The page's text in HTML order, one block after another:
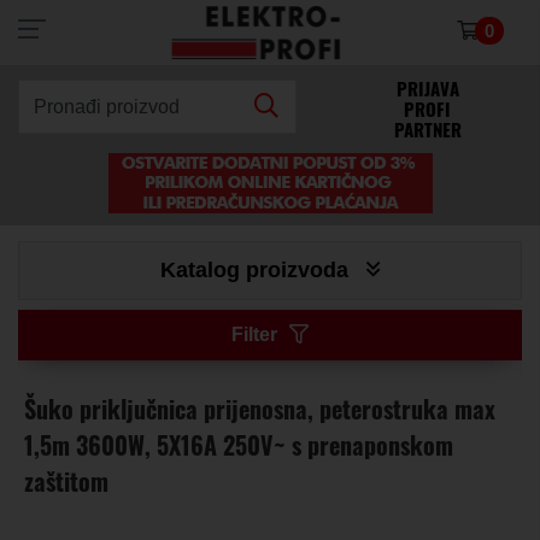
×
0
Pronađi proizvod
PRIJAVA
PROFI
PARTNER
Katalog proizvoda
Filter
Šuko priključnica prijenosna, peterostruka max
1,5m 3600W, 5X16A 250V~ s prenaponskom
zaštitom